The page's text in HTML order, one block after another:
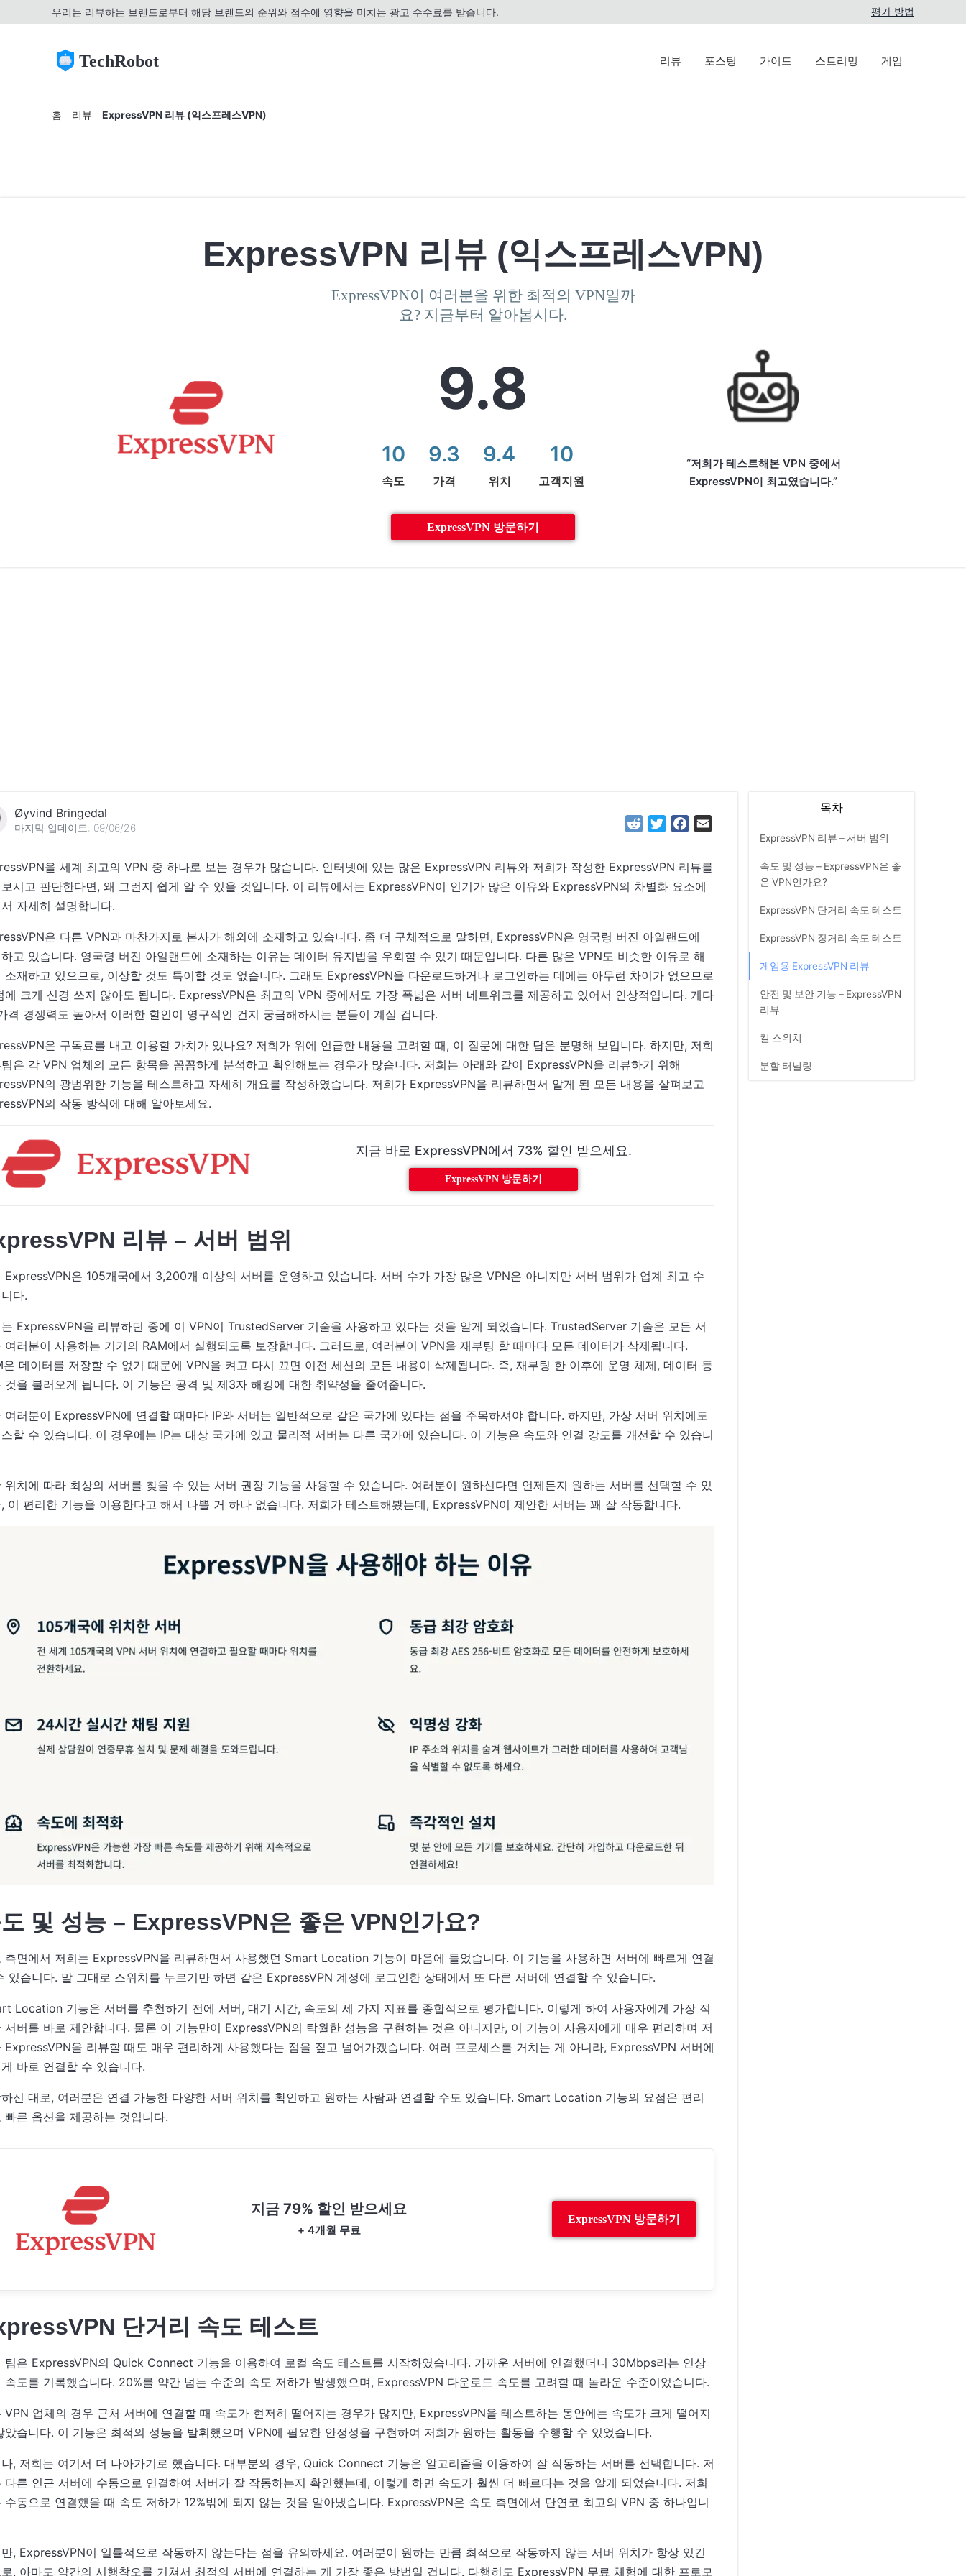
우리는 리뷰하는 브랜드로부터 해당 브랜드의 순위와 점수에 영향을 미치는 광고 수수료를 받습니다. 평가 방법
TechRobot 리뷰 포스팅 가이드 스트리밍 게임
홈 리뷰 ExpressVPN 리뷰 (익스프레스VPN)
ExpressVPN 리뷰 (익스프레스VPN)
ExpressVPN이 여러분을 위한 최적의 VPN일까
요? 지금부터 알아봅시다.
9.8
10
속도
9.3
가격
9.4
위치
10
고객지원
“저희가 테스트해본 VPN 중에서
ExpressVPN이 최고였습니다.”
ExpressVPN 방문하기
Øyvind Bringedal
마지막 업데이트: 09/06/26 RedditTwitterFacebook
을 세계 최고의 VPN 중 하나로 보는 경우가 많습니다. 인터넷에 있는 많은 ExpressVPN 리뷰와 저희가 작성한 ExpressVPN 리뷰를
시고 판단한다면, 왜 그런지 쉽게 알 수 있을 것입니다. 이 리뷰에서는 ExpressVPN이 인기가 많은 이유와 ExpressVPN의 차별화 요소에
자세히 설명합니다.
은 다른 VPN과 마찬가지로 본사가 해외에 소재하고 있습니다. 좀 더 구체적으로 말하면, ExpressVPN은 영국령 버진 아일랜드에
고 있습니다. 영국령 버진 아일랜드에 소재하는 이유는 데이터 유지법을 우회할 수 있기 때문입니다. 다른 많은 VPN도 비슷한 이유로 해
소재하고 있으므로, 이상할 것도 특이할 것도 없습니다. 그래도 ExpressVPN을 다운로드하거나 로그인하는 데에는 아무런 차이가 없으므로
에 크게 신경 쓰지 않아도 됩니다. ExpressVPN은 최고의 VPN 중에서도 가장 폭넓은 서버 네트워크를 제공하고 있어서 인상적입니다. 게다
격 경쟁력도 높아서 이러한 할인이 영구적인 건지 궁금해하시는 분들이 계실 겁니다.
은 구독료를 내고 이용할 가치가 있나요? 저희가 위에 언급한 내용을 고려할 때, 이 질문에 대한 답은 분명해 보입니다. 하지만, 저희
은 각 VPN 업체의 모든 항목을 꼼꼼하게 분석하고 확인해보는 경우가 많습니다. 저희는 아래와 같이 ExpressVPN을 리뷰하기 위해
의 광범위한 기능을 테스트하고 자세히 개요를 작성하였습니다. 저희가 ExpressVPN을 리뷰하면서 알게 된 모든 내용을 살펴보고
의 작동 방식에 대해 알아보세요.
지금 바로 ExpressVPN에서 73% 할인 받으세요.
ExpressVPN 방문하기
리뷰 – 서버 범위
ExpressVPN은 105개국에서 3,200개 이상의 서버를 운영하고 있습니다. 서버 수가 가장 많은 VPN은 아니지만 서버 범위가 업계 최고 수
다.
ExpressVPN을 리뷰하던 중에 이 VPN이 TrustedServer 기술을 사용하고 있다는 것을 알게 되었습니다. TrustedServer 기술은 모든 서
여러분이 사용하는 기기의 RAM에서 실행되도록 보장합니다. 그러므로, 여러분이 VPN을 재부팅 할 때마다 모든 데이터가 삭제됩니다.
은 데이터를 저장할 수 없기 때문에 VPN을 켜고 다시 끄면 이전 세션의 모든 내용이 삭제됩니다. 즉, 재부팅 한 이후에 운영 체제, 데이터 등
것을 불러오게 됩니다. 이 기능은 공격 및 제3자 해킹에 대한 취약성을 줄여줍니다.
여러분이 ExpressVPN에 연결할 때마다 IP와 서버는 일반적으로 같은 국가에 있다는 점을 주목하셔야 합니다. 하지만, 가상 서버 위치에도
할 수 있습니다. 이 경우에는 IP는 대상 국가에 있고 물리적 서버는 다른 국가에 있습니다. 이 기능은 속도와 연결 강도를 개선할 수 있습니
위치에 따라 최상의 서버를 찾을 수 있는 서버 권장 기능을 사용할 수 있습니다. 여러분이 원하신다면 언제든지 원하는 서버를 선택할 수 있
이 편리한 기능을 이용한다고 해서 나쁠 거 하나 없습니다. 저희가 테스트해봤는데, ExpressVPN이 제안한 서버는 꽤 잘 작동합니다.
및 성능 – ExpressVPN은 좋은 VPN인가요?
측면에서 저희는 ExpressVPN을 리뷰하면서 사용했던 Smart Location 기능이 마음에 들었습니다. 이 기능을 사용하면 서버에 빠르게 연결
있습니다. 말 그대로 스위치를 누르기만 하면 같은 ExpressVPN 계정에 로그인한 상태에서 또 다른 서버에 연결할 수 있습니다.
Location 기능은 서버를 추천하기 전에 서버, 대기 시간, 속도의 세 가지 지표를 종합적으로 평가합니다. 이렇게 하여 사용자에게 가장 적
서버를 바로 제안합니다. 물론 이 기능만이 ExpressVPN의 탁월한 성능을 구현하는 것은 아니지만, 이 기능이 사용자에게 매우 편리하며 저
ExpressVPN을 리뷰할 때도 매우 편리하게 사용했다는 점을 짚고 넘어가겠습니다. 여러 프로세스를 거치는 게 아니라, ExpressVPN 서버에
바로 연결할 수 있습니다.
신 대로, 여러분은 연결 가능한 다양한 서버 위치를 확인하고 원하는 사람과 연결할 수도 있습니다. Smart Location 기능의 요점은 편리
빠른 옵션을 제공하는 것입니다.
지금 79% 할인 받으세요
+ 4개월 무료
ExpressVPN 방문하기
단거리 속도 테스트
팀은 ExpressVPN의 Quick Connect 기능을 이용하여 로컬 속도 테스트를 시작하였습니다. 가까운 서버에 연결했더니 30Mbps라는 인상
속도를 기록했습니다. 20%를 약간 넘는 수준의 속도 저하가 발생했으며, ExpressVPN 다운로드 속도를 고려할 때 놀라운 수준이었습니다.
VPN 업체의 경우 근처 서버에 연결할 때 속도가 현저히 떨어지는 경우가 많지만, ExpressVPN을 테스트하는 동안에는 속도가 크게 떨어지
았습니다. 이 기능은 최적의 성능을 발휘했으며 VPN에 필요한 안정성을 구현하여 저희가 원하는 활동을 수행할 수 있었습니다.
, 저희는 여기서 더 나아가기로 했습니다. 대부분의 경우, Quick Connect 기능은 알고리즘을 이용하여 잘 작동하는 서버를 선택합니다. 저
다른 인근 서버에 수동으로 연결하여 서버가 잘 작동하는지 확인했는데, 이렇게 하면 속도가 훨씬 더 빠르다는 것을 알게 되었습니다. 저희
수동으로 연결했을 때 속도 저하가 12%밖에 되지 않는 것을 알아냈습니다. ExpressVPN은 속도 측면에서 단연코 최고의 VPN 중 하나입니
, ExpressVPN이 일률적으로 작동하지 않는다는 점을 유의하세요. 여러분이 원하는 만큼 최적으로 작동하지 않는 서버 위치가 항상 있긴
, 아마도 약간의 시행착오를 거쳐서 최적의 서버에 연결하는 게 가장 좋은 방법일 겁니다. 다행히도 ExpressVPN 무료 체험에 대한 프로모
목차
ExpressVPN 리뷰 – 서버 범위
속도 및 성능 – ExpressVPN은 좋
은 VPN인가요?
ExpressVPN 단거리 속도 테스트
ExpressVPN 장거리 속도 테스트
게임용 ExpressVPN 리뷰
안전 및 보안 기능 – ExpressVPN
리뷰
킬 스위치
분할 터널링